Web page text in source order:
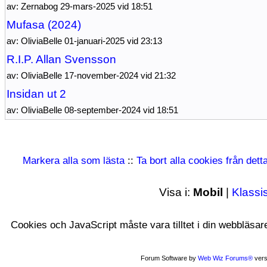
av: Zernabog 29-mars-2025 vid 18:51
Mufasa (2024)
av: OliviaBelle 01-januari-2025 vid 23:13
R.I.P. Allan Svensson
av: OliviaBelle 17-november-2024 vid 21:32
Insidan ut 2
av: OliviaBelle 08-september-2024 vid 18:51
Markera alla som lästa :: Ta bort alla cookies från
Visa i: Mobil |
Cookies och JavaScript måste vara tilltet i din
Forum Software by Web Wiz Forums®